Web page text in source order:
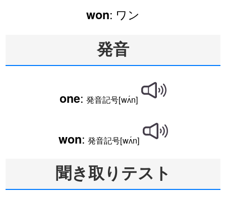
won: ワン
発音
one: 発音記号[wʌ́n]
won: 発音記号[wʌ́n]
聞き取りテスト